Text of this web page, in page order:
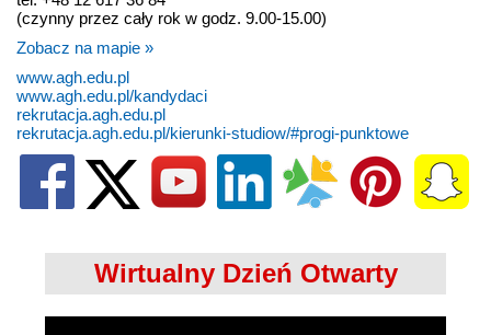
(czynny przez cały rok w godz. 9.00-15.00)
Zobacz na mapie »
www.agh.edu.pl
www.agh.edu.pl/kandydaci
rekrutacja.agh.edu.pl
rekrutacja.agh.edu.pl/kierunki-studiow/#progi-punktowe
Wirtualny Dzień Otwarty